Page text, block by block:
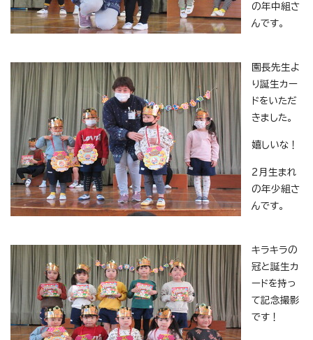
の年中組さ
んです。
園長先生よ
り誕生カー
ドをいただ
きました。
嬉しいな！
2月生まれ
の年少組さ
んです。
キラキラの
冠と誕生カ
ードを持っ
て記念撮影
です！